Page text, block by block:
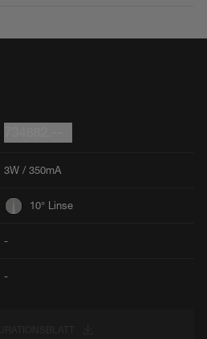
3W / 350mA
10° Linse
-
-